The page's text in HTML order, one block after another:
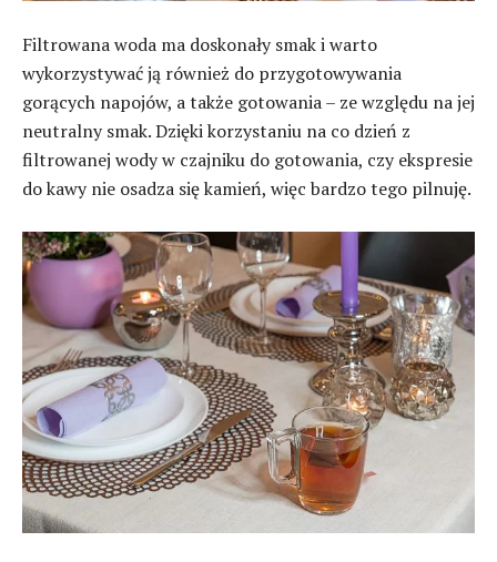
Filtrowana woda ma doskonały smak i warto
wykorzystywać ją również do przygotowywania
gorących napojów, a także gotowania – ze względu na jej
neutralny smak. Dzięki korzystaniu na co dzień z
filtrowanej wody w czajniku do gotowania, czy ekspresie
do kawy nie osadza się kamień, więc bardzo tego pilnuję.